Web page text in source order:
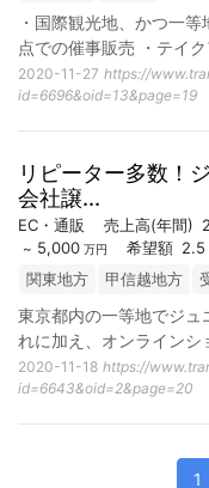
・国際観光地、かつ一
点での催事販売 ・テイ
2020-11-27 https://
id=6696&oid=13&page=19
リピーター多数！
会社譲...
EC・通販 売上高(年間)
~ 5,000 万円 希望額 2.5
関東地方 甲信越地方
東京都内の一等地でジュ
れに加え、オンラインシ
2020-11-18 https://
id=6643&oid=2&page=20
1